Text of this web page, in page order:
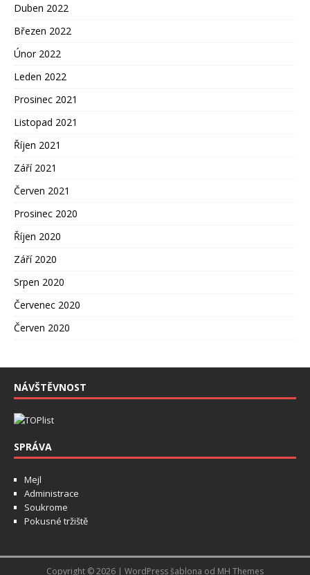
Duben 2022
Březen 2022
Únor 2022
Leden 2022
Prosinec 2021
Listopad 2021
Říjen 2021
Září 2021
Červen 2021
Prosinec 2020
Říjen 2020
Září 2020
Srpen 2020
Červenec 2020
Červen 2020
NÁVŠTĚVNOST
SPRÁVA
Mejl
Administrace
Soukrome
Pokusné tržiště
Copyright © 2026 | WordPress šablona od MH Themes